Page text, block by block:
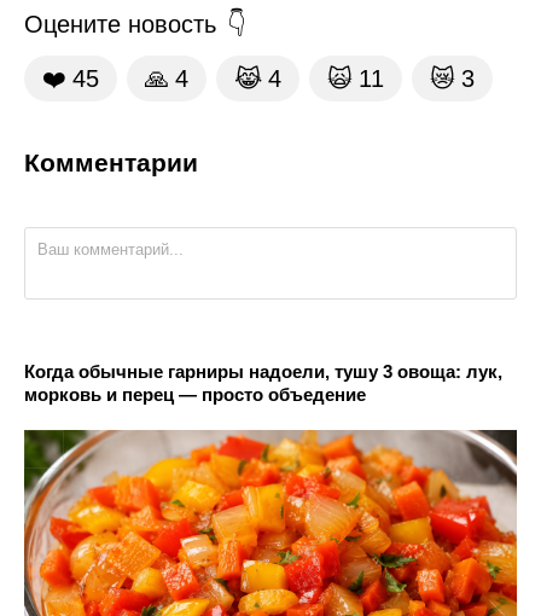
Оцените новость
❤️ 45 🙏 4 😹 4 🙀 11 😿 3
Комментарии
Когда обычные гарниры надоели, тушу 3 овоща: лук,
морковь и перец — просто объедение